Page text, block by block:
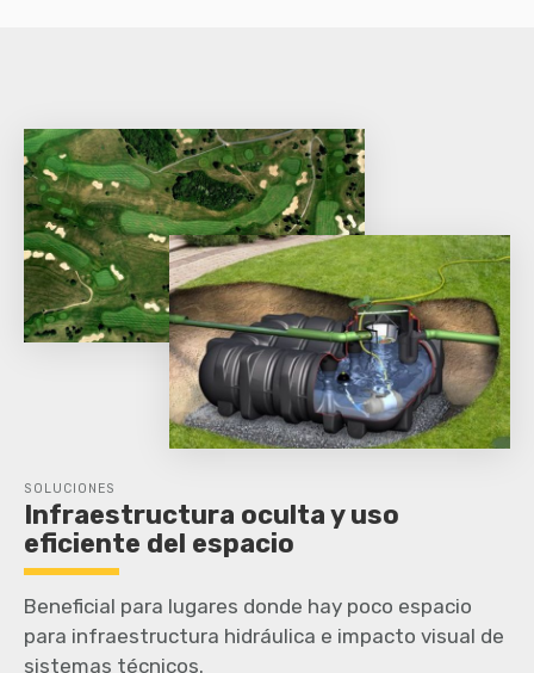
SOLUCIONES
Infraestructura oculta y uso
eficiente del espacio
Beneficial para lugares donde hay poco espacio
para infraestructura hidráulica e impacto visual de
sistemas técnicos.